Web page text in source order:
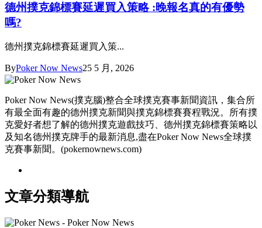
德州撲克錦標賽延遲買入策略 :晚報名真的有優勢
嗎?
德州撲克錦標賽延遲買入策...
ByPoker Now News25 5 月, 2026
Poker Now News(撲克腦)整合全球撲克賽事新聞資訊，集合所
有最全面有趣的德州撲克新聞與撲克錦標賽賽程戰況。所有撲
克愛好者想了解的德州撲克遊戲技巧、德州撲克錦標賽策略以
及知名德州撲克牌手的最新消息,盡在Poker Now News全球撲
克賽事新聞。(pokernownews.com)
文章分類導航